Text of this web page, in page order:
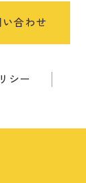
合わせ
シー